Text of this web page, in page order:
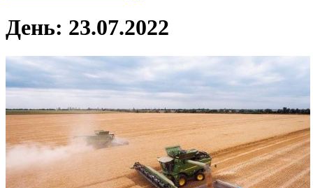
День: 23.07.2022